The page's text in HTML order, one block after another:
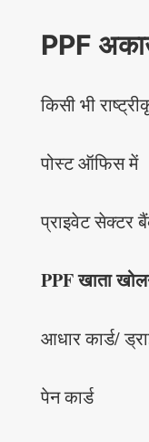
PPF
किसी भी
पोस्ट ऑफिस में
प्राइवेट सेक्टर
PPF खाता
आधार कार्ड/
पेन कार्ड